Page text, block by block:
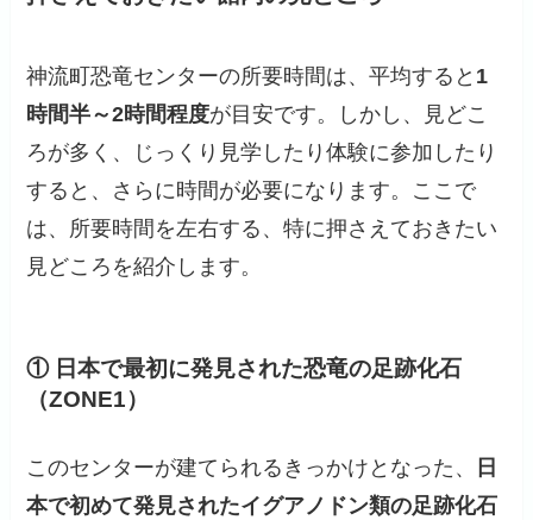
神流町恐竜センターの所要時間は、平均すると 1
時間半～2時間程度が目安です。しかし、見どこ
ろが多く、じっくり見学したり体験に参加したり
すると、さらに時間が必要になります。ここで
は、所要時間を左右する、特に押さえておきたい
見どころを紹介します。
① 日本で最初に発見された恐竜の足跡化石
（ZONE1）
このセンターが建てられるきっかけとなった、
日
本で初めて発見されたイグアノドン類の足跡化石